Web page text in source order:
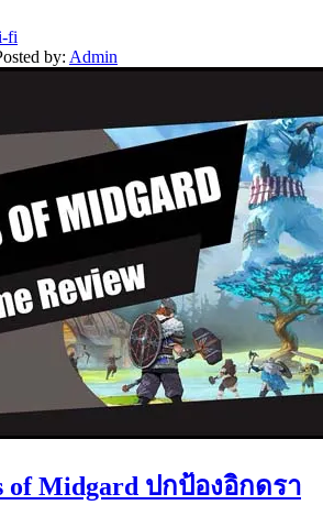
fi
by: Admin
of Midgard ปกป้องอิกดรา